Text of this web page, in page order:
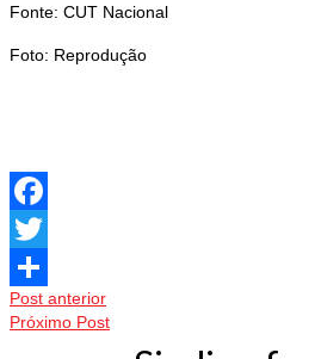
Fonte: CUT Nacional
Foto: Reprodução
Facebook
Twitter
Share
Post anterior
Próximo Post